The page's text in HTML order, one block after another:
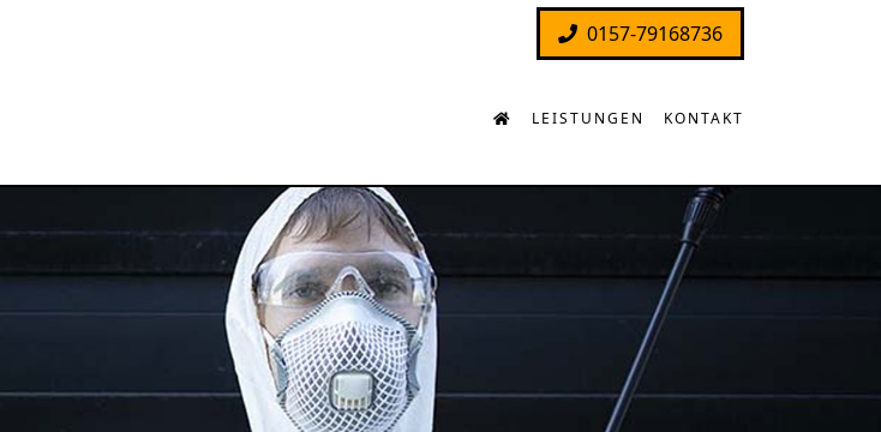
0157-79168736
LEISTUNGEN KONTAKT